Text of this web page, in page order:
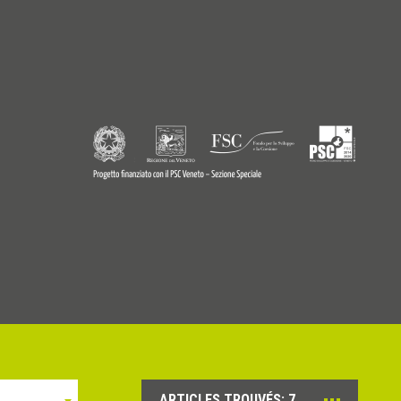
© Copyright 2026 - Profilitec S.p.A - All right reserved